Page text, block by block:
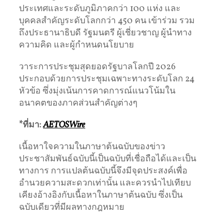
ประเทศและระดับภูมิภาคกว่า 100 แห่ง และ
บุคคลสำคัญระดับโลกกว่า 450 คน เข้าร่วม รวม
ถึงประธานาธิบดี รัฐมนตรี ผู้เชี่ยวชาญ ผู้นำทาง
ความคิด และผู้กำหนดนโยบาย
วาระการประชุมสุดยอดรัฐบาลโลกปี 2026
ประกอบด้วยการประชุมเฉพาะทางระดับโลก 24
หัวข้อ ซึ่งมุ่งเน้นการคาดการณ์แนวโน้มใน
อนาคตของภาคส่วนสำคัญต่างๆ
*ที่มา:AETOSWire
เนื้อหาใจความในภาษาต้นฉบับของข่าว
ประชาสัมพันธ์ฉบับนี้เป็นฉบับที่เชื่อถือได้และเป็น
ทางการ การแปลต้นฉบับนี้จึงมีจุดประสงค์เพื่อ
อำนวยความสะดวกเท่านั้น และควรนำไปเทียบ
เคียงอ้างอิงกับเนื้อหาในภาษาต้นฉบับ ซึ่งเป็น
ฉบับเดียวที่มีผลทางกฎหมาย